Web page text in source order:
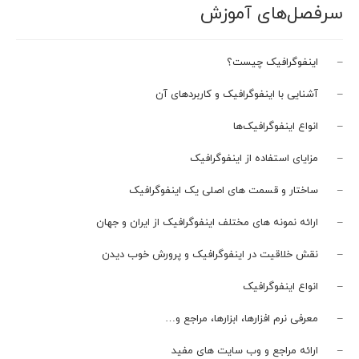
سرفصل‌های آموزش
– اینفوگرافیک چیست؟
– آشنایی با اینفوگرافیک و کاربردهای آن
– انواع اینفوگرافیک‌ها
– مزایای استفاده از اینفوگرافیک
– ساختار و قسمت های اصلی یک اینفوگرافیک
– ارائه نمونه های مختلف اینفوگرافیک از ایران و جهان
– نقش خلاقیت در اینفوگرافیک و پرورش خوب دیدن
– انواع اینفوگرافیک
– معرفی نرم افزارها، ابزارها، مراجع و…
– ارائه مراجع و وب سایت های مفید